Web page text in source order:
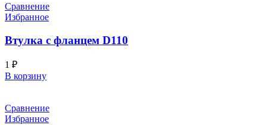
Сравнение
Избранное
Втулка с фланцем D110
1 ₽
В корзину
Сравнение
Избранное